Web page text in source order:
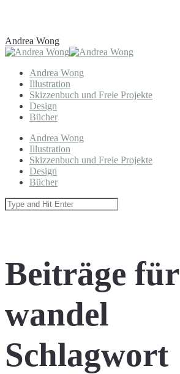
Andrea Wong
Andrea Wong
Illustration
Skizzenbuch und Freie Projekte
Design
Bücher
Andrea Wong
Illustration
Skizzenbuch und Freie Projekte
Design
Bücher
Beiträge für
wandel
Schlagwort